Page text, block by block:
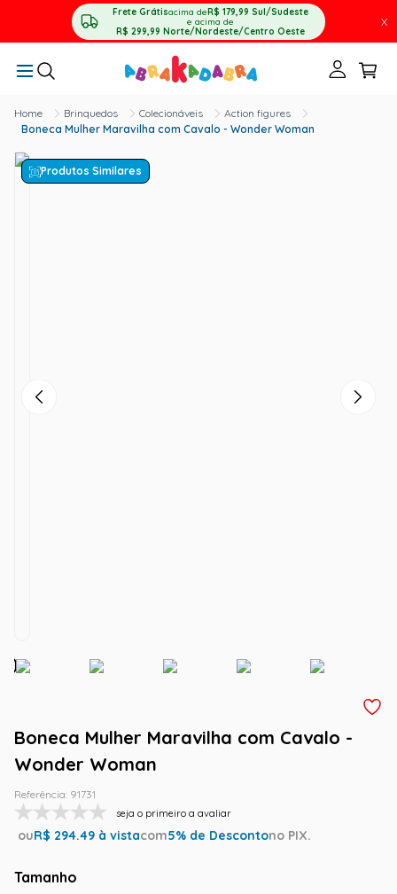
Frete Grátisacima deR$ 179,99 Sul/Sudeste
e acima de
R$ 299,99 Norte/Nordeste/Centro Oeste
X
Brinquedos Colecionáveis
Action figures
Boneca Mulher Maravilha com Cavalo - Wonder Woman
Produtos Similares
Boneca Mulher Maravilha com Cavalo -
Wonder Woman
Referência: 91731
seja o primeiro a avaliar
ouR$ 294.49 à vistacom5% de Descontono PIX.
Tamanho